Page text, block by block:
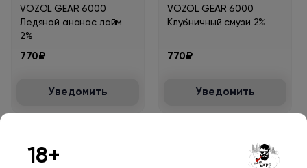
VOZOL GEAR 6000
Ледяной ананас лайм
2%
770₽
Уведомить
VOZOL GEAR 6000
Клубничный смузи 2%
770₽
Уведомить
18+